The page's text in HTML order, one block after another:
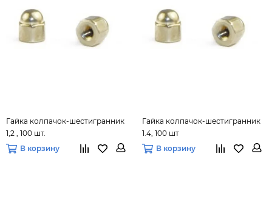
Гайка колпачок-шестигранник
1,2 , 100 шт.
В корзину
Гайка колпачок-шестигранник
1.4, 100 шт
В корзину